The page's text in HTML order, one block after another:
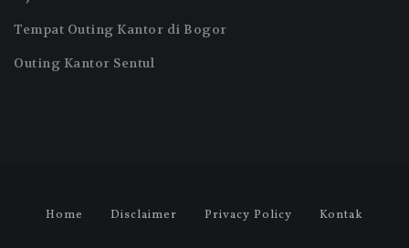
Tempat Outing Kantor di Bogor
Outing Kantor Sentul
Home Disclaimer Privacy Policy Kontak